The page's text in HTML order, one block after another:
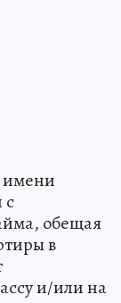
имени
с
обещая
в
и/или на